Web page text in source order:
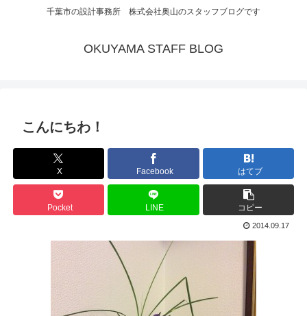
千葉市の設計事務所 株式会社奥山のスタッフブログです
OKUYAMA STAFF BLOG
こんにちわ！
X Facebook はてブ
Pocket LINE コピー
2014.09.17